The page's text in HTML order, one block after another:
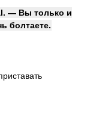
— Вы только и
болтаете.